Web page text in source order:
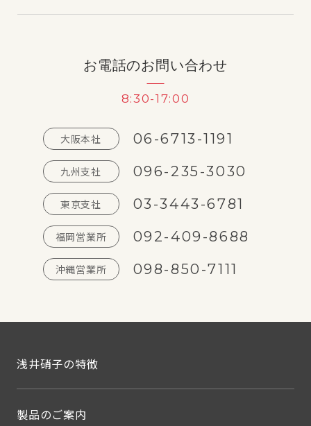
お電話のお問い合わせ
8:30-17:00
大阪本社 06-6713-1191
九州支社 096-235-3030
東京支社 03-3443-6781
福岡営業所 092-409-8688
沖縄営業所 098-850-7111
浅井硝子の特徴
製品のご案内